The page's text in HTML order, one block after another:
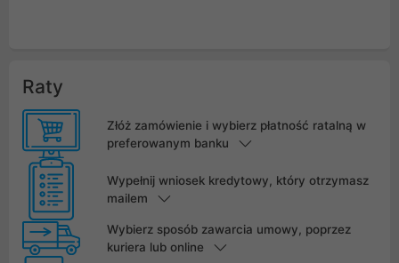
Raty
Złóż zamówienie i wybierz płatność ratalną w
preferowanym banku
Wypełnij wniosek kredytowy, który otrzymasz
mailem
Wybierz sposób zawarcia umowy, poprzez
kuriera lub online